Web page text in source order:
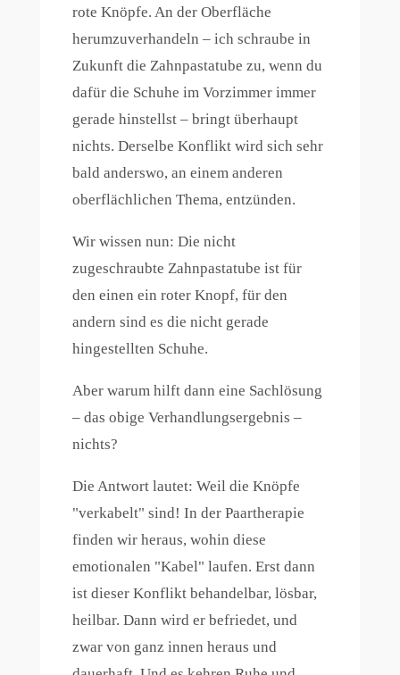
rote Knöpfe. An der Oberfläche
herumzuverhandeln – ich schraube in
Zukunft die Zahnpastatube zu, wenn du
dafür die Schuhe im Vorzimmer immer
gerade hinstellst – bringt überhaupt
nichts. Derselbe Konflikt wird sich sehr
bald anderswo, an einem anderen
oberflächlichen Thema, entzünden.
Wir wissen nun: Die nicht
zugeschraubte Zahnpastatube ist für
den einen ein roter Knopf, für den
andern sind es die nicht gerade
hingestellten Schuhe.
Aber warum hilft dann eine Sachlösung
– das obige Verhandlungsergebnis –
nichts?
Die Antwort lautet: Weil die Knöpfe
"verkabelt" sind! In der Paartherapie
finden wir heraus, wohin diese
emotionalen "Kabel" laufen. Erst dann
ist dieser Konflikt behandelbar, lösbar,
heilbar. Dann wird er befriedet, und
zwar von ganz innen heraus und